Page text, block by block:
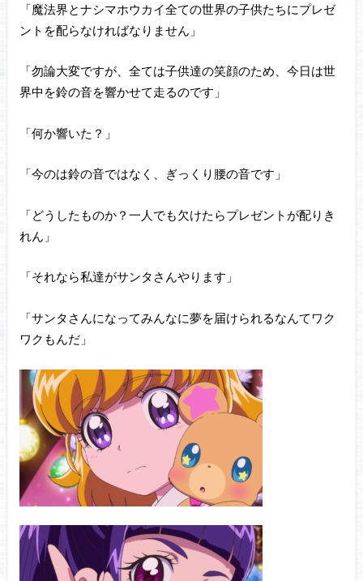
「魔法界とナシマホウカイ全ての世界の子供たちにプレゼ
ントを配らなければなりません」
「勿論大変ですが、全ては子供達の笑顔のため、今日は世
界中を鈴の音を響かせて走るのです」
「何か響いた？」
「今のは鈴の音ではなく、ぎっくり腰の音です」
「どうしたものか？一人でも欠けたらプレゼントが配りき
れん」
「それなら私達がサンタさんやります」
「サンタさんになってみんなに夢を届けられるなんてワク
ワクもんだ」